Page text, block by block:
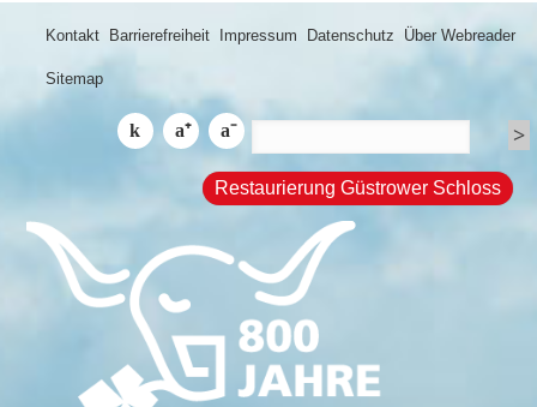
Kontakt Barrierefreiheit Impressum Datenschutz Über Webreader
Sitemap
Restaurierung Güstrower Schloss